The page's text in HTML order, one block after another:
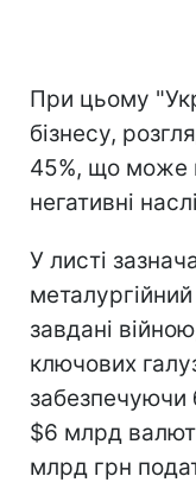
При цьому
бізнесу,
45%, що може
негативні
У листі
завдані
ключових
забезпечуючи
$6 млрд
млрд грн